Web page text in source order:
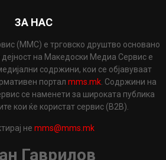
ЗА НАС
(ММС) е трговско друштво основано
на Македоски Медиа Сервис е
содржини, кои се објавуваат
портал mms.mk . Содржини на
се наменети за широката публика
кои ќе користат сервис (B2B).
не mms@mms.mk
Гаврилов